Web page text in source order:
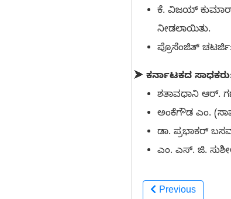
ಕೆ. ವಿಜಯ್
ನೀಡಲಾಯಿತು.
ಪ್ರೊಸೆಂಜಿತ್
➤ ಕರ್ನಾಟಕದ
ಶತಾವಧಾನಿ ಆರ್.
ಅಂಕೆಗೌಡ ಎಂ.
ಡಾ. ಪ್ರಭಾಕರ್
ಎಂ. ಎಸ್. ಜಿ.
Previous